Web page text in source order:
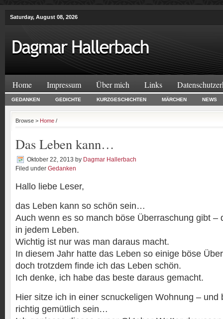
Saturday, August 08, 2026
Home Impressum Über mich Links
GEDANKEN GEDICHTE KURZGESCHICHTEN MÄRCHEN NEWS
Browse > Home /
Das Leben kann…
Oktober 22, 2013 by Dagmar Hallerbach
Filed under Gedanken
Hallo liebe Leser,
das Leben kann so schön sein…
Auch wenn es so manch böse Überraschung gibt –
in jedem Leben.
Wichtig ist nur was man daraus macht.
In diesem Jahr hatte das Leben so einige böse
doch trotzdem finde ich das Leben schön.
Ich denke, ich habe das beste daraus gemacht.
Hier sitze ich in einer scnuckeligen Wohnung – und
richtig gemütlich sein…